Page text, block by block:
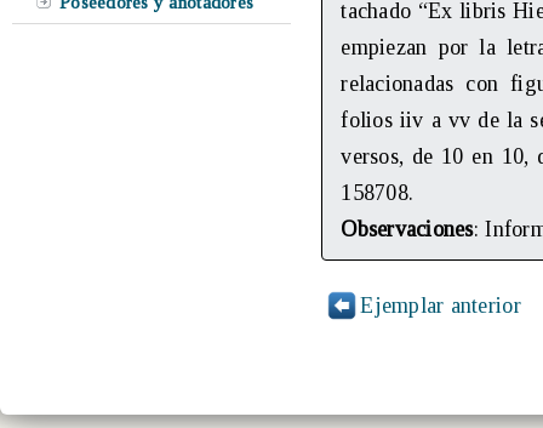
tachado “Ex libris
empiezan por la
relacionadas con
folios iiv a vv de la
versos, de 10 en
158708.
Observaciones:
Ejemplar anterior